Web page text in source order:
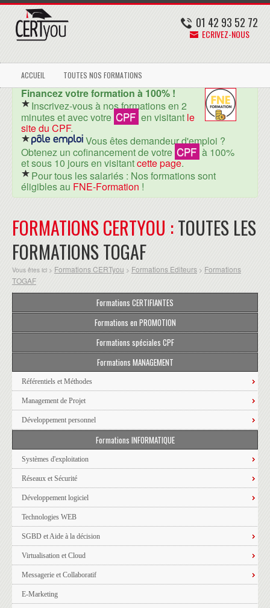
01 42 93 52 72
ECRIVEZ-NOUS
ACCUEIL TOUTES NOS FORMATIONS
Financez votre formation à 100% !
Inscrivez-vous à nos formations en 2
minutes et avec votre CPF en visitant le
site du CPF.
Vous êtes demandeur d'emploi ?
Obtenez un cofinancement de votre CPF à 100%
et sous 10 jours en visitantcette page.
Pour tous les salariés : Nos formations sont
éligibles au FNE-Formation !
FORMATIONS CERTYOU :TOUTES LES
FORMATIONS TOGAF
Vous êtes ici > Formations CERTyou > Formations Editeurs > Formations
TOGAF
Formations CERTIFIANTES
Formations en PROMOTION
Formations spéciales CPF
Formations MANAGEMENT
Référentiels et Méthodes
Management de Projet
Développement personnel
Formations INFORMATIQUE
Systèmes d'exploitation
Réseaux et Sécurité
Développement logiciel
Technologies WEB
SGBD et Aide à la décision
Virtualisation et Cloud
Messagerie et Collaboratif
E-Marketing